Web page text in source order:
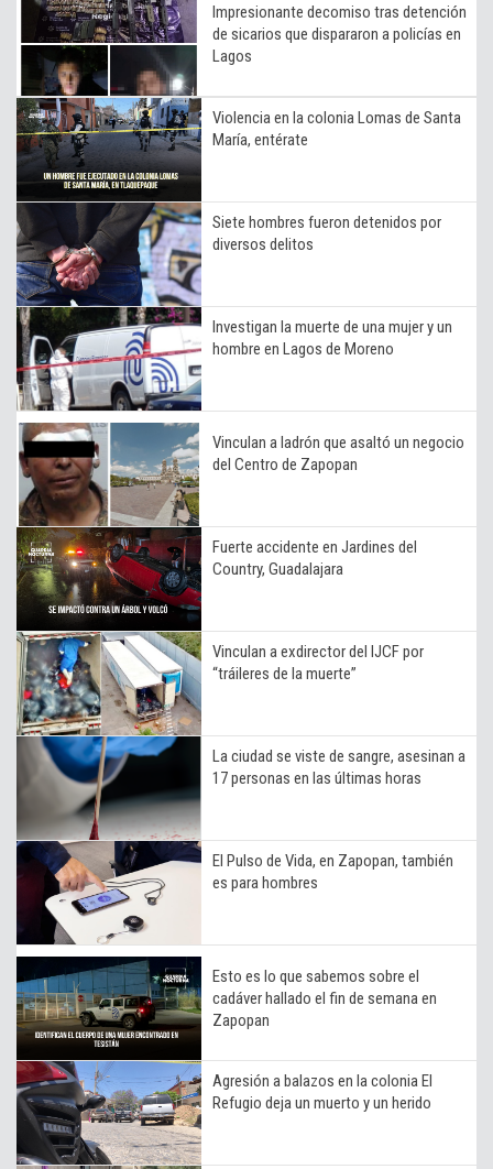
Impresionante decomiso tras detención
de sicarios que dispararon a policías en
Lagos
Violencia en la colonia Lomas de Santa
María, entérate
Siete hombres fueron detenidos por
diversos delitos
Investigan la muerte de una mujer y un
hombre en Lagos de Moreno
Vinculan a ladrón que asaltó un negocio
del Centro de Zapopan
Fuerte accidente en Jardines del
Country, Guadalajara
Vinculan a exdirector del IJCF por
“tráileres de la muerte”
La ciudad se viste de sangre, asesinan a
17 personas en las últimas horas
El Pulso de Vida, en Zapopan, también
es para hombres
Esto es lo que sabemos sobre el
cadáver hallado el fin de semana en
Zapopan
Agresión a balazos en la colonia El
Refugio deja un muerto y un herido